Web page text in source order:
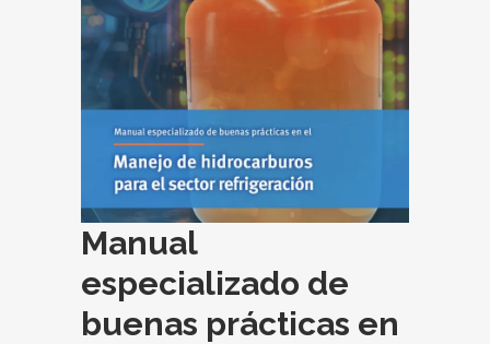
Manual
especializado de
buenas prácticas en